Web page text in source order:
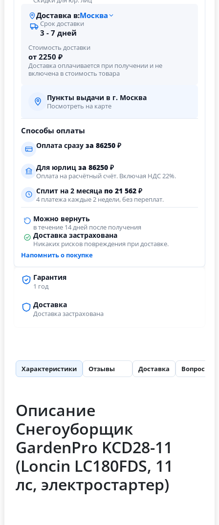
Гарантия
1 год
Доставка
Доставка застрахована
Доставка в:Москва
Срок доставки
3 - 7 дней
Стоимость доставки
от 2250 ₽
Доставка оплачивается при получении и не
включена в стоимость товара
Пункты выдачи в г. Москва
Посмотреть на карте
Способы оплаты
Оплата сразу за 86250 ₽
Для юрлиц за 86250 ₽
Оплата на расчётный счёт. Включая НДС 22%.
Сплит на 2 месяца по 21 562 ₽
4 платежа каждые 2 недели, без переплат.
Можно вернуть
в течение 14 дней после получения
Доставка застрахована
Никаких рисков повреждения при доставке.
Напомнить о покупке
Характеристики Отзывы Доставка Вопросы
Описание
Снегоуборщик
GardenPro KCD28-11
(Loncin LC180FDS, 11
лс, электростартер)